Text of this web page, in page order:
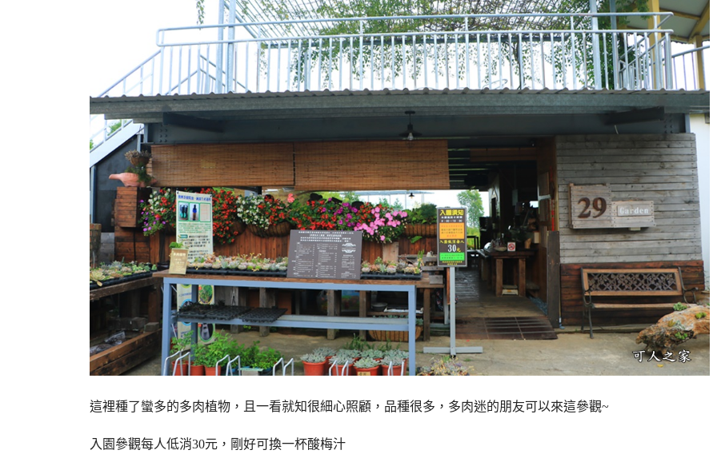
這裡種了蠻多的多肉植物，且一看就知很細心照顧，品種很多，多肉迷的朋友可以來這參觀~
入園參觀每人低消30元，剛好可換一杯酸梅汁